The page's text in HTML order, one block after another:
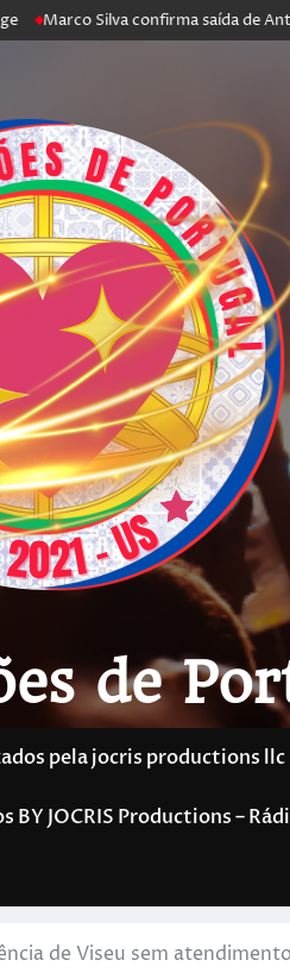
Silva confirma saída de António
de
pela jocris productions llc
BY JOCRIS Productions –
de Viseu sem